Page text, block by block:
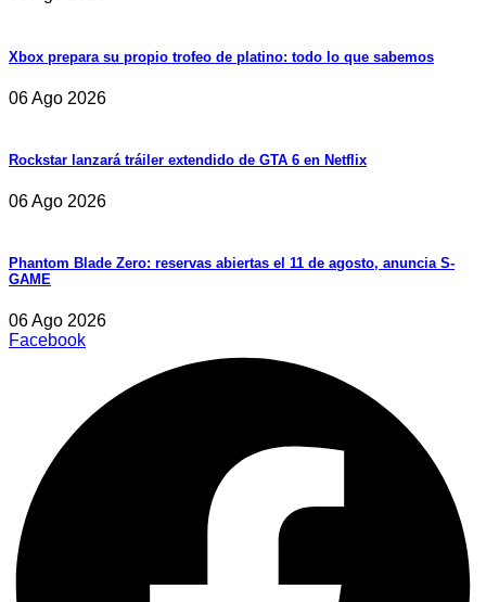
Xbox prepara su propio trofeo de platino: todo lo que sabemos
06 Ago 2026
Rockstar lanzará tráiler extendido de GTA 6 en Netflix
06 Ago 2026
Phantom Blade Zero: reservas abiertas el 11 de agosto, anuncia S-
GAME
06 Ago 2026
Facebook